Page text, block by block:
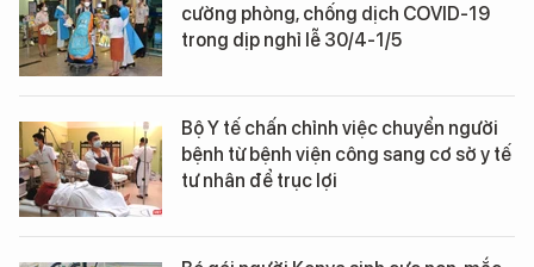
cường phòng, chống dịch COVID-19
trong dịp nghỉ lễ 30/4-1/5
Bộ Y tế chấn chỉnh việc chuyển người
bệnh từ bệnh viện công sang cơ sở y tế
tư nhân để trục lợi